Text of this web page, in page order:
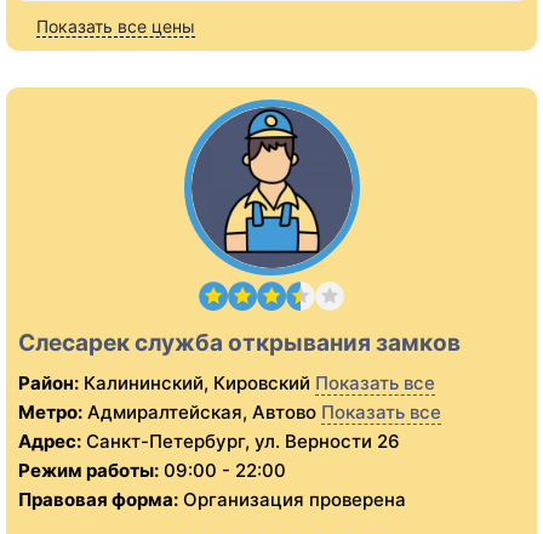
Показать все цены
Слесарек служба открывания замков
Район: Калининский, Кировский Показать все
Метро: Адмиралтейская, Автово Показать все
Адрес: Санкт-Петербург, ул. Верности 26
Режим работы: 09:00 - 22:00
Правовая форма: Организация проверена